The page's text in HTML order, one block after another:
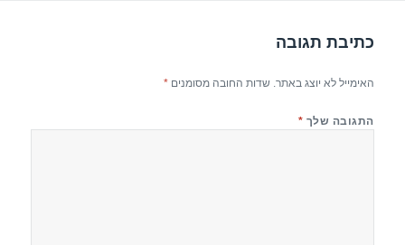
k
כתיבת תגובה
האימייל לא יוצג באתר. שדות החובה מסומנים*
התגובה שלך *